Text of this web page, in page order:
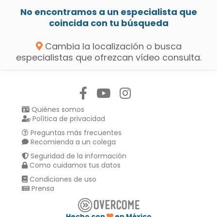
No encontramos a un especialista que
coincida con tu búsqueda
Cambia la localización o busca
especialistas que ofrezcan vídeo consulta.
Quiénes somos
Política de privacidad
Preguntas más frecuentes
Recomienda a un colega
Seguridad de la información
Como cuidamos tus datos
Condiciones de uso
Prensa